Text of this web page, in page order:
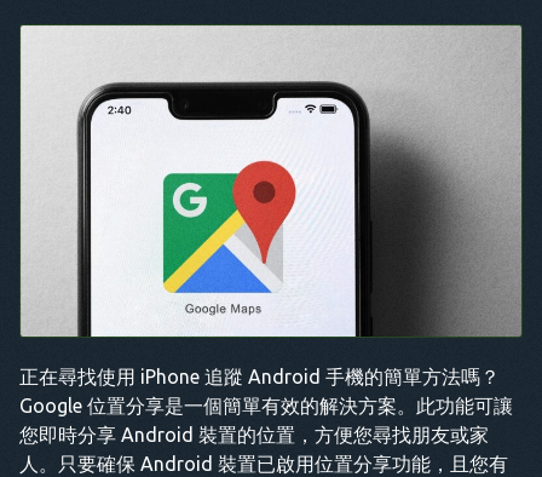
正在尋找使用 iPhone 追蹤 Android 手機的簡單方法嗎？
Google 位置分享是一個簡單有效的解決方案。此功能可讓
您即時分享 Android 裝置的位置，方便您尋找朋友或家
人。只要確保 Android 裝置已啟用位置分享功能，且您有